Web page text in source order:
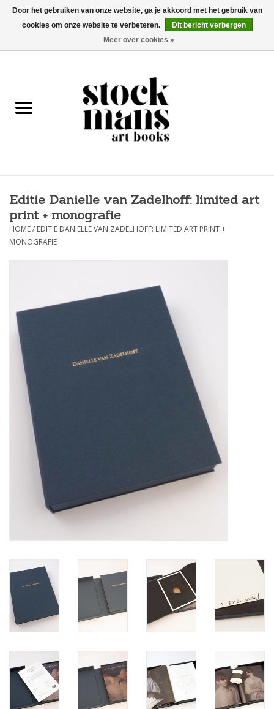
0 Artikelen - €0,00
KALENDERS
BOEKHANDELS / BEURZEN
Editie Danielle van Zadelhoff: limited art
print + monografie
HOME/ EDITIE DANIELLE VAN ZADELHOFF: LIMITED ART PRINT +
MONOGRAFIE
Door het gebruiken van onze website, ga je akkoord met het gebruik van
cookies om onze website te verbeteren.
Dit bericht verbergen
Meer over cookies »